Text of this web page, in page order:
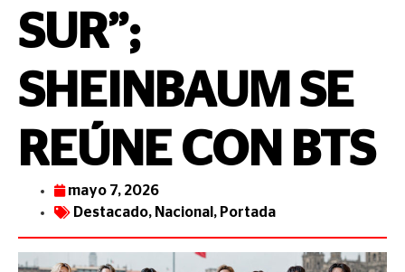
SUR”;
SHEINBAUM SE
REÚNE CON BTS
mayo 7, 2026
Destacado, Nacional , Portada